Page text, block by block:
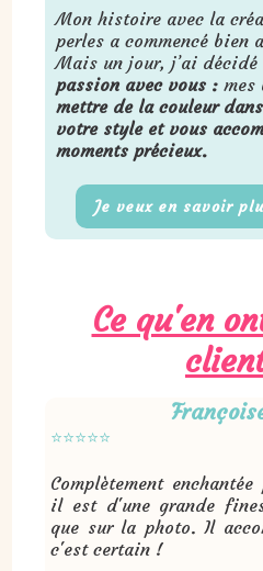
Mon histoire avec la
perles a commencé bien
Mais un jour, j’ai décidé
passion avec vous :mes
mettre de la couleur
votre style et vous
moments précieux.
Je veux en savoir
Ce qu'en
⭐⭐⭐⭐⭐
Complètement
il est d'une grande
que sur la photo. Il
c'est certain !